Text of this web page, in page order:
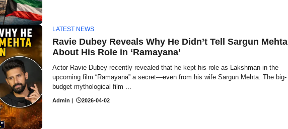
LATEST NEWS
Ravie Dubey Reveals Why He Didn’t Tell Sargun Mehta
About His Role in ‘Ramayana’
Actor Ravie Dubey recently revealed that he kept his role as Lakshman in the
upcoming film “Ramayana” a secret—even from his wife Sargun Mehta. The big-
budget mythological film ...
Admin | 2026-04-02